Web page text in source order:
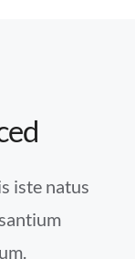
iste natus